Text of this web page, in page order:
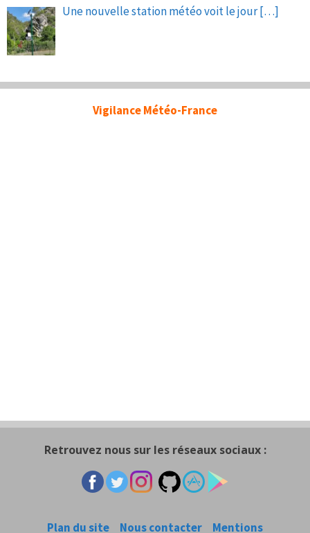
Une nouvelle station météo voit le jour[…]
Vigilance Météo-France
Retrouvez nous sur les réseaux sociaux :
Plan du site Nous contacter Mentions